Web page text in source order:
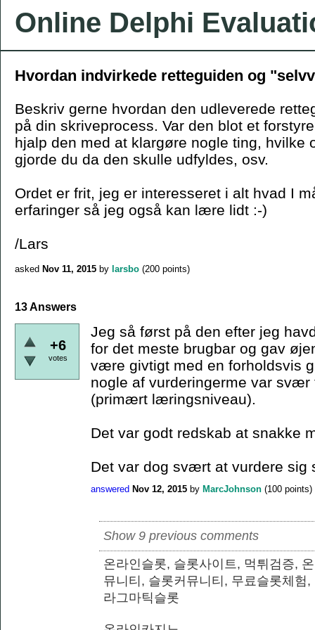
Online Delphi
Hvordan indvirkede retteguiden og
Beskriv gerne hvordan den udleverede
på din skriveprocess. Var den blot et
hjalp den med at klargøre nogle ting, hvilke
gjorde du da den skulle udfyldes, osv.
Ordet er frit, jeg er interesseret i alt hvad I
erfaringer så jeg også kan lære lidt :-)
/Lars
asked Nov 11, 2015 by larsbo (200 points)
13 Answers
+6
votes
Jeg så først på den efter jeg
for det meste brugbar og gav
være givtigt med en forholdsvis
nogle af vurderingerme var
(primært læringsniveau).
Det var godt redskab at snakke
Det var dog svært at vurdere sig
answered Nov 12, 2015 by MarcJohnson (100 points)
Show 9 previous comments
온라인슬롯, 슬롯사이트, 먹튀검증,
뮤니티, 슬롯커뮤니티, 무료슬롯체험
라그마틱슬롯